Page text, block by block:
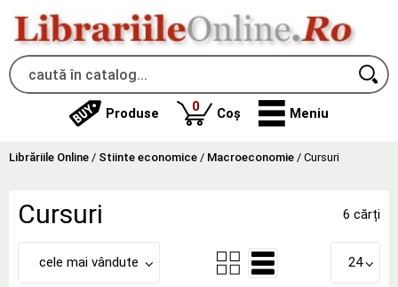
Produse 0produse
Coș Meniu
Librăriile Online / Stiinte economice / Macroeconomie / Cursuri
Cursuri 6 cărți
cele mai vândute 24